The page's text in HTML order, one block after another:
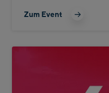
Zum Event